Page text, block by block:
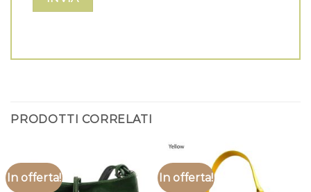
PRODOTTI CORRELATI
In offerta! In offerta!